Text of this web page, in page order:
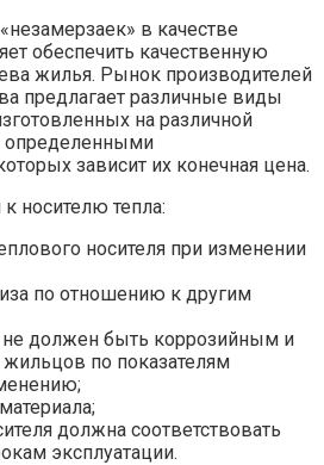
в качестве
обеспечить качественную
жилья. Рынок производителей
предлагает различные виды
на различной
определенными
зависит их конечная цена.
носителю тепла:
носителя при изменении
по отношению к другим
не должен быть коррозийным и
по показателям
должна соответствовать
эксплуатации.